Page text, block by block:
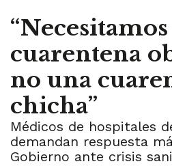
cuarentena
no una
chicha”
Médicos de hospitales
demandan respuesta
Gobierno ante crisis